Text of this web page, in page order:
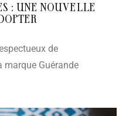
: UNE NOUVELLE
de
marque Guérande